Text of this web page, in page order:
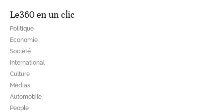
Le360 en un clic
Politique
Economie
Société
International
Culture
Médias
Automobile
People